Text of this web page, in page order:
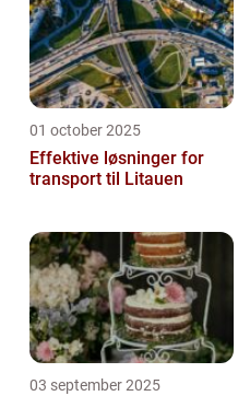
01 october 2025
Effektive løsninger for
transport til Litauen
03 september 2025